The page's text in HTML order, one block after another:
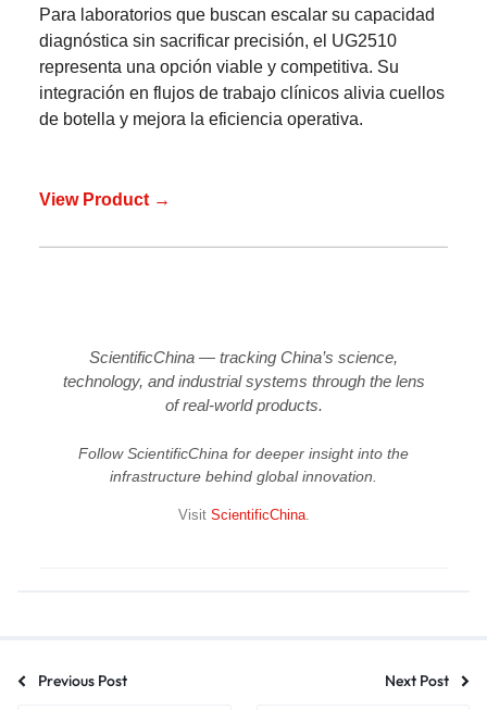
Para laboratorios que buscan escalar su capacidad
diagnóstica sin sacrificar precisión, el UG2510
representa una opción viable y competitiva. Su
integración en flujos de trabajo clínicos alivia cuellos
de botella y mejora la eficiencia operativa.
View Product →
ScientificChina — tracking China’s science,
technology, and industrial systems through the lens
of real-world products.
Follow ScientificChina for deeper insight into the
infrastructure behind global innovation.
Visit ScientificChina.
Previous Post Next Post